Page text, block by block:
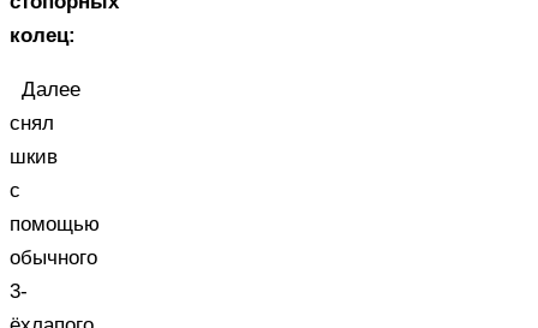
колец:
Далее
снял
шкив
с
помощью
обычного
3-